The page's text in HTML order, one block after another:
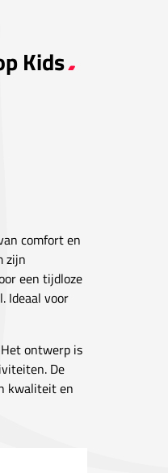
Kids
comfort en
zijn
een tijdloze
Ideaal voor
ontwerp is
De
kwaliteit en